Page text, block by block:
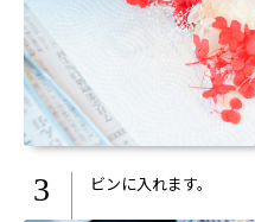
3 ビンに入れます。